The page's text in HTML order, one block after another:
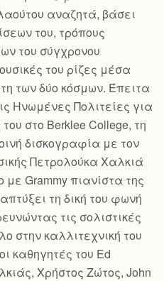
αναζητά, βάσει
του, τρόπους
του σύγχρονου
του ρίζες μέσα
των δύο κόσμων. Έπειτα
Ηνωμένες Πολιτείες για
στο Berklee College, τη
δισκογραφία με τον
Πετρολούκα Χαλκιά
Grammy πιανίστα της
τη δική του φωνή
τις σολιστικές
στην καλλιτεχνική του
καθηγητές του Ed
Χρήστος Ζώτος, John